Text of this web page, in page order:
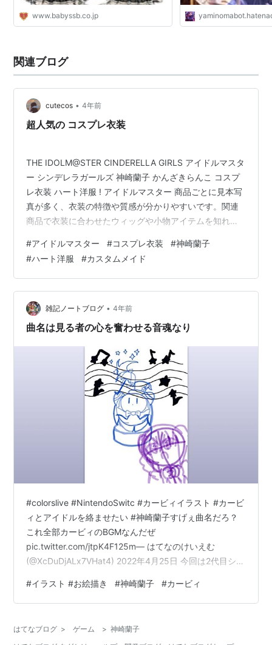
www.babyssb.co.jp
関連ブログ
cutecos • 4年前
超人気の コスプレ衣装
THE IDOLM@STER CINDERELLA GIRLS アイドルマスタ
ー シンデレラガールズ 神崎蘭子 かんざきらんこ コスプ
レ衣装 ハート洋服 ! アイドルマスター 商品ごとに見本写
真が多く、衣装の特徴や質感が分かりやすいです。関連
商品で衣装に合わせたウィッグや小物アイテムを知れる
品説明: セット内容： THE IDOLM@STER CINDERELLA
GIRLS アイドルマスター シンデレラガールズ 神崎蘭子
かんざきらんこ コスプレ衣装 ハート洋服 サイズ：指定
できます カラー： 画像ご参考 状態：新品未使用 …
#アイドルマスター #コスプレ衣装 #神崎蘭子
#ハート洋服 #カスタムメイド
雑記ノートブログ • 4年前
曲名は見る者の心を奮わせる音魂なり
#colorslive #NintendoSwitc #カービィイラスト #カービ
ィとアイドルを絡ませたい #神崎蘭子すげぇ曲名だろ？
これ全部カービィのBGMなんだぜ
pic.twitter.com/jtpK4F125m— はてなのけいえむ
(@XcDuDjALx7VHat4) 2022年4月25日 今回は2代目シン
て朝っぱらからの制作 正直蘭子は独特なキャラが強いか
らカービィとどう絡めさせるか凄い悩みました それで蘭
つくでしょう そういえばここ最近のカービィの曲名って
#イラスト #お絵描き #神崎蘭子 #カービィ
はてなブログ > ゲーム > 神崎蘭子